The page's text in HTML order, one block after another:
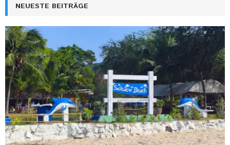
NEUESTE BEITRÄGE